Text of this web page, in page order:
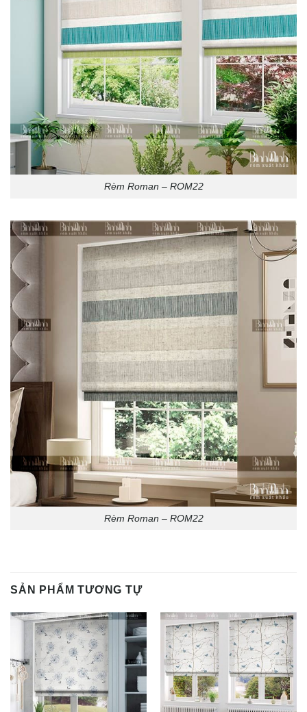
Rèm Roman – ROM22
Rèm Roman – ROM22
SẢN PHẨM TƯƠNG TỰ